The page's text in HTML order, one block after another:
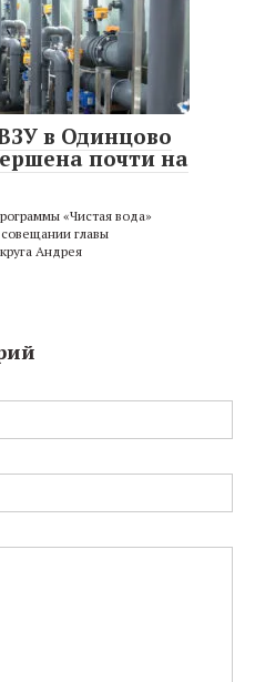
в Одинцово
почти на
«Чистая вода»
главы
Андрея